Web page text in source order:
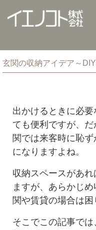
玄関の収納アイデア～
出かけるときに必
ても便利ですが、
関では来客時に恥
になりますよね。
収納スペースがあ
ますが、あらかじ
関や賃貸の場合は困
そこでこの記事で